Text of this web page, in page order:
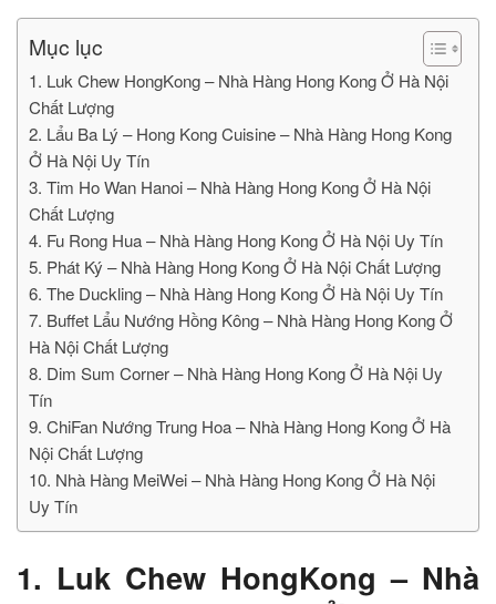
Mục lục
1. Luk Chew HongKong – Nhà Hàng Hong Kong Ở Hà Nội
Chất Lượng
2. Lẩu Ba Lý – Hong Kong Cuisine – Nhà Hàng Hong Kong
Ở Hà Nội Uy Tín
3. Tim Ho Wan Hanoi – Nhà Hàng Hong Kong Ở Hà Nội
Chất Lượng
4. Fu Rong Hua – Nhà Hàng Hong Kong Ở Hà Nội Uy Tín
5. Phát Ký – Nhà Hàng Hong Kong Ở Hà Nội Chất Lượng
6. The Duckling – Nhà Hàng Hong Kong Ở Hà Nội Uy Tín
7. Buffet Lẩu Nướng Hồng Kông – Nhà Hàng Hong Kong Ở
Hà Nội Chất Lượng
8. Dim Sum Corner – Nhà Hàng Hong Kong Ở Hà Nội Uy
Tín
9. ChiFan Nướng Trung Hoa – Nhà Hàng Hong Kong Ở Hà
Nội Chất Lượng
10. Nhà Hàng MeiWei – Nhà Hàng Hong Kong Ở Hà Nội
Uy Tín
1. Luk Chew HongKong – Nhà